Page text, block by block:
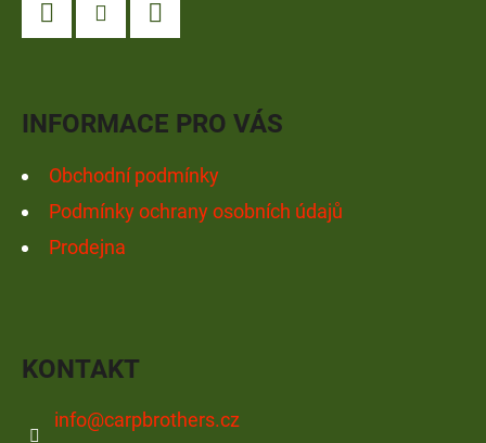
INFORMACE PRO VÁS
Obchodní podmínky
Podmínky ochrany osobních údajů
Prodejna
KONTAKT
info@carpbrothers.cz